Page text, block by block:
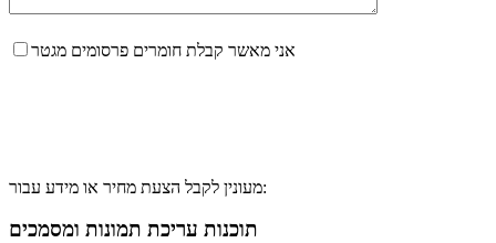
אני מאשר קבלת חומרים פרסומים מגטר
מעונין לקבל הצעת מחיר או מידע עבור:
תוכנות עריכת תמונות ומסמכים